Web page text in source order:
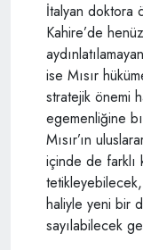
İtalyan doktora
Kahire’de
ise Mısır
stratejik önemi
egemenliğine
Mısır’ın
içinde de farklı
haliyle yeni bir
sayılabilecek